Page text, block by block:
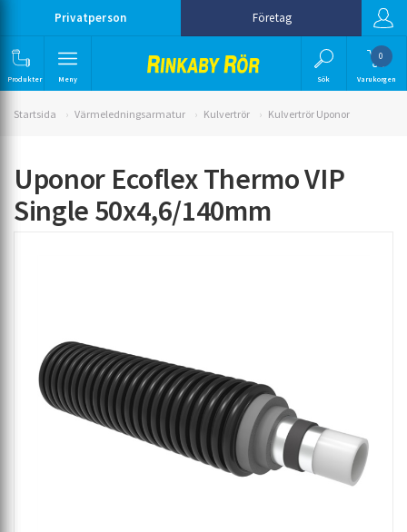
Privatperson Företag
Produkter Meny Sök
0
Varukorgen
Startsida Värmeledningsarmatur Kulvertrör Kulvertrör Uponor
Uponor Ecoflex Thermo VIP
Single 50x4,6/140mm